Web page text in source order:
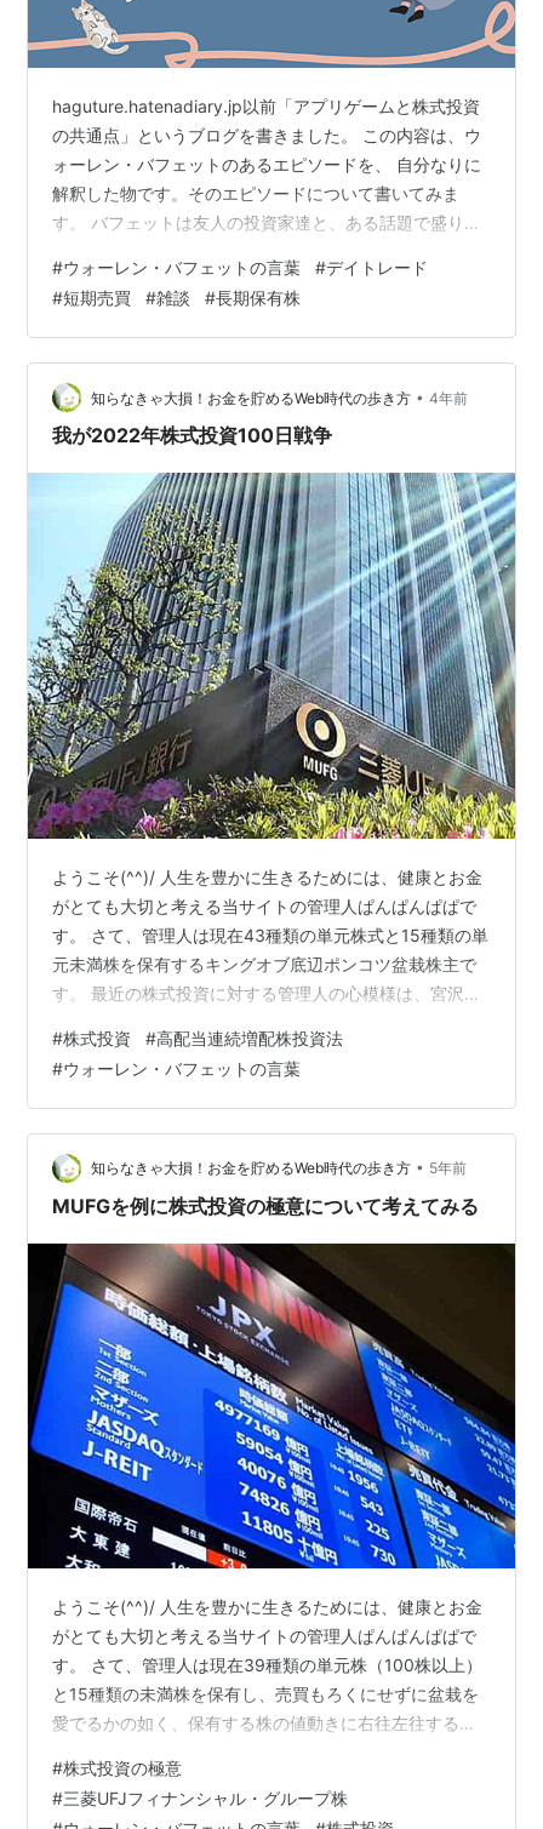
haguture.hatenadiary.jp以前「アプリゲームと株式投資
の共通点」というブログを書きました。 この内容は、ウ
ォーレン・バフェットのあるエピソードを、 自分なりに
解釈した物です。そのエピソードについて書いてみま
す。 バフェットは友人の投資家達と、ある話題で盛り上
ットできる様になり、 「デイトレードー」をする人達が
増えた事でした。 その時、バフェットは友人達に言いま
した。 「最近、デイトレードを専門にする、デイトレー
ダー達が増えたね。 どうだろ？我々が資金を出し合っ
て、デイトレードの学校でも作ろうか？」このバフェッ
トの発言は、た…
#ウォーレン・バフェットの言葉 #デイトレード
#短期売買 #雑談 #長期保有株
知らなきゃ大損！お金を貯めるWeb時代の歩き方 • 4年前
我が2022年株式投資100日戦争
ようこそ(^^)/ 人生を豊かに生きるためには、健康とお金
がとても大切と考える当サイトの管理人ぱんぱんぱぱで
す。 さて、管理人は現在43種類の単元株式と15種類の単
元未満株を保有するキングオブ底辺ポンコツ盆栽株主で
す。 最近の株式投資に対する管理人の心模様は、宮沢賢
きみんなにでくの坊と呼ばれ褒められもせず苦にもされ
ずそういう者に私はなりたい まさかのロシアによるウク
ライナ軍事侵攻で、世界情勢が激変しています。 毎日お
ろおろしています。 こんなとき底辺ポンコツ野郎はどう
やって生き延びようとしているのか？ 通りすがりの人 ブ
ログも更新が遅れがちだ…
#株式投資 #高配当連続増配株投資法
#ウォーレン・バフェットの言葉
知らなきゃ大損！お金を貯めるWeb時代の歩き方 • 5年前
MUFGを例に株式投資の極意について考えてみる
ようこそ(^^)/ 人生を豊かに生きるためには、健康とお金
がとても大切と考える当サイトの管理人ぱんぱんぱぱで
す。 さて、管理人は現在39種類の単元株（100株以上）
と15種類の未満株を保有し、売買もろくにせずに盆栽を
愛でるかの如く、保有する株の値動きに右往左往するだ
す。 寅年の相場の格言は、『寅、千里を走る』とされ、
乱高下する年だそうです。 ぱんぱんぱぱ いやいや、格言
#株式投資の極意
#三菱UFJフィナンシャル・グループ株